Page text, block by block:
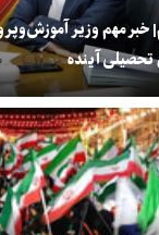
خبر مهم وزیر
آینده